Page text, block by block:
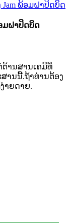
ມຝາປິດບິດ
ານສານເຄມີທີ່
ານນີ້.ຖ້າທ່ານຕ້ອງ
າຍດາຍ.